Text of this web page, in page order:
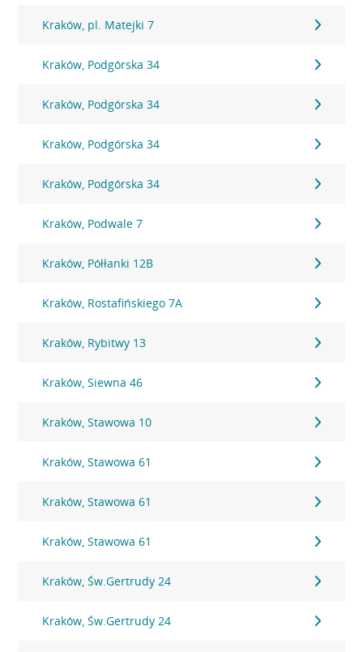
Kraków, pl. Matejki 7
Kraków, Podgórska 34
Kraków, Podgórska 34
Kraków, Podgórska 34
Kraków, Podgórska 34
Kraków, Podwale 7
Kraków, Półłanki 12B
Kraków, Rostafińskiego 7A
Kraków, Rybitwy 13
Kraków, Siewna 46
Kraków, Stawowa 10
Kraków, Stawowa 61
Kraków, Stawowa 61
Kraków, Stawowa 61
Kraków, Św.Gertrudy 24
Kraków, Św.Gertrudy 24